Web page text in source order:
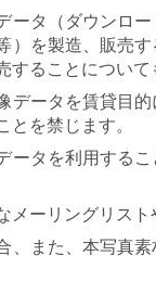
ータ（ダウンロ
）を製造、販売
ることについて
データを賃貸目
を禁じます。
ータを利用する
ーリングリス
、また、本写真